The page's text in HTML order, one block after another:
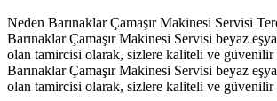
Neden Barınaklar Çamaşır Makinesi Servisi
Barınaklar Çamaşır Makinesi Servisi beyaz
olan tamircisi olarak, sizlere kaliteli ve güvenilir
Barınaklar Çamaşır Makinesi Servisi beyaz
olan tamircisi olarak, sizlere kaliteli ve güvenilir